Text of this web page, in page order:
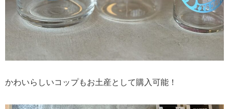
かわいらしいコップもお土産として購入可能！